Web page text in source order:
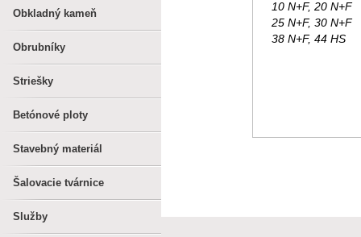
Obkladný kameň
Obrubníky
Striešky
Betónové ploty
Stavebný materiál
Šalovacie tvárnice
Služby
10 N+F, 20 N+F
25 N+F, 30 N+F
38 N+F, 44 HS